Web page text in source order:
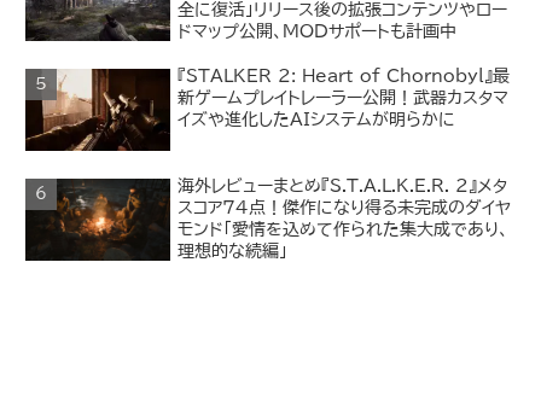
全に復活」リリース後の拡張コンテンツやロー
ドマップ公開、MODサポートも計画中
『STALKER 2: Heart of Chornobyl』最
新ゲームプレイトレーラー公開！武器カスタマ
イズや進化したAIシステムが明らかに
海外レビューまとめ『S.T.A.L.K.E.R. 2』メタ
スコア74点！傑作になり得る未完成のダイヤ
モンド「愛情を込めて作られた集大成であり、
理想的な続編」